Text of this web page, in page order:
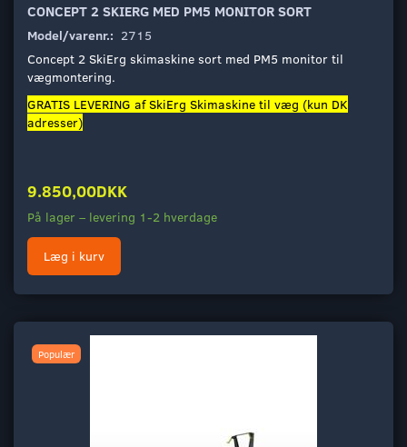
CONCEPT 2 SKIERG MED PM5 MONITOR SORT
Model/varenr.: 2715
Concept 2 SkiErg skimaskine sort med PM5 monitor til
vægmontering.
GRATIS LEVERING af SkiErg Skimaskine til væg (kun DK
adresser)
9.850,00DKK
På lager – levering 1-2 hverdage
Læg i kurv
Populær